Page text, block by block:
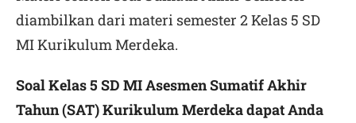
diambilkan dari materi semester 2 Kelas 5 SD
MI Kurikulum Merdeka.
Soal Kelas 5 SD MIAsesmen Sumatif Akhir
Tahun (SAT) Kurikulum Merdeka dapat Anda